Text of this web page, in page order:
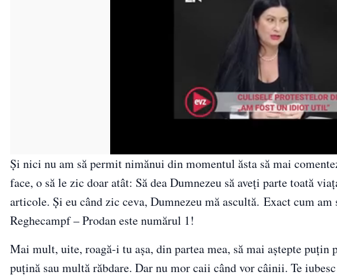
Și nici nu am să permit nimănui din momentul ăsta să mai
face, o să le zic doar atât: Să dea Dumnezeu să aveți parte toată
articole. Și eu când zic ceva, Dumnezeu mă ascultă. Exact cum
Reghecampf – Prodan este numărul 1!
Mai mult, uite, roagă-i tu așa, din partea mea, să mai aștepte puțin
puțină sau multă răbdare. Dar nu mor caii când vor câinii. Te